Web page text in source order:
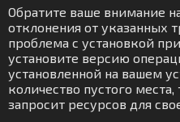
Обратите ваше внимание
отклонения от указанных
проблема с установкой
установите версию
установленной на вашем
количество пустого
запросит ресурсов для